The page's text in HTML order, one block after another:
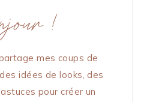
!
mes coups de
idées de looks, des
pour créer un